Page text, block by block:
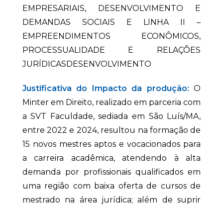
EMPRESARIAIS, DESENVOLVIMENTO E
DEMANDAS SOCIAIS E LINHA II –
EMPREENDIMENTOS ECONÔMICOS,
PROCESSUALIDADE E RELAÇÕES
JURÍDICASDESENVOLVIMENTO
Justificativa do Impacto da produção:O
Minter em Direito, realizado em parceria com
a SVT Faculdade, sediada em São Luís/MA,
entre 2022 e 2024, resultou na formação de
15 novos mestres aptos e vocacionados para
a carreira acadêmica, atendendo à alta
demanda por profissionais qualificados em
uma região com baixa oferta de cursos de
mestrado na área jurídica; além de suprir